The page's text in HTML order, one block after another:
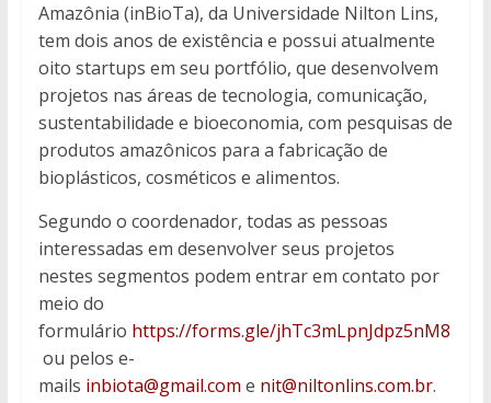
Amazônia (inBioTa), da Universidade Nilton Lins,
tem dois anos de existência e possui atualmente
oito startups em seu portfólio, que desenvolvem
projetos nas áreas de tecnologia, comunicação,
sustentabilidade e bioeconomia, com pesquisas de
produtos amazônicos para a fabricação de
bioplásticos, cosméticos e alimentos.
Segundo o coordenador, todas as pessoas
interessadas em desenvolver seus projetos
nestes segmentos podem entrar em contato por
meio do
formulário https://forms.gle/jhTc3mLpnJdpz5nM8
ou pelos e-
mails inbiota@gmail.com e nit@niltonlins.com.br.